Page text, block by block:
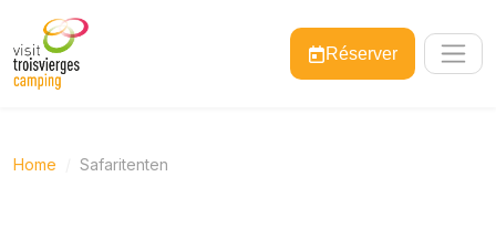
Réserver
Home Safaritenten